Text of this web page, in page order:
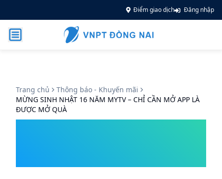
Điểm giao dịch Đăng nhập
Trang chủ
Thông báo - Khuyến mãi
MỪNG SINH NHẬT 16 NĂM MYTV – CHỈ CẦN MỞ APP LÀ
ĐƯỢC MỞ QUÀ